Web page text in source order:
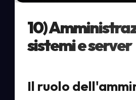
10)
sistemi e server
Il ruolo